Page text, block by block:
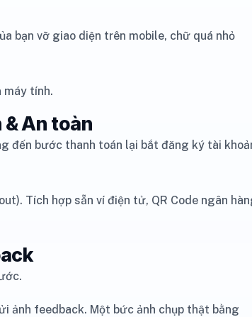
bạn vỡ giao diện trên mobile, chữ quá nhỏ
máy tính.
An toàn
đến bước thanh toán lại bắt đăng ký tài
Tích hợp sẵn ví điện tử, QR Code ngân
ảnh feedback. Một bức ảnh chụp thật bằng